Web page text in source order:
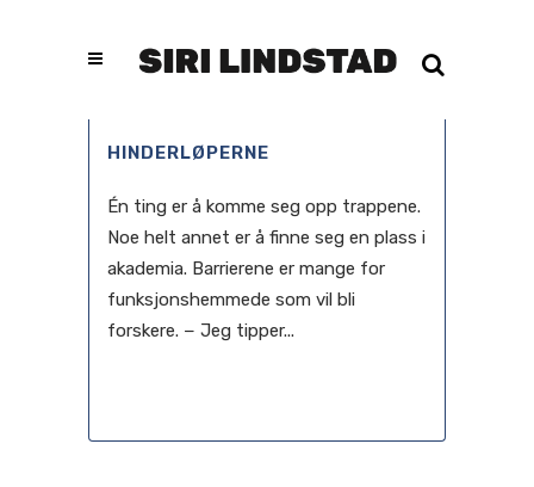
HINDERLØPERNE
Én ting er å komme seg opp trappene.
Noe helt annet er å finne seg en plass i
akademia. Barrierene er mange for
funksjonshemmede som vil bli
forskere. − Jeg tipper...